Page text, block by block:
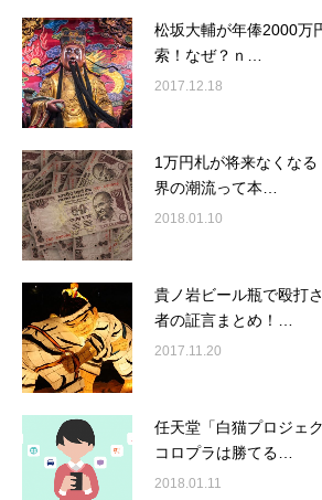
松坂大輔が年俸2000万
索！なぜ？ｎ…
2017.12.18
1万円札が将来なくな
界の潮流って本…
2018.01.10
貴ノ岩ビール瓶で殴打
者の証言まとめ！…
2017.11.20
任天堂「白猫プロジェ
コロプラは勝てる…
2018.01.11